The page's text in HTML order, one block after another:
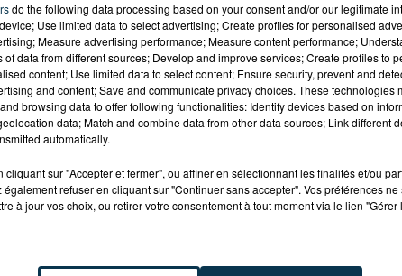
do the following data processing based on your consent and/or our legitimate
Use limited data to select advertising; Create profiles for personalised
Measure advertising performance; Measure content performance;
of data from different sources; Develop and improve services; Create profiles to
content; Use limited data to select content; Ensure security, prevent and
and content; Save and communicate privacy choices. These technologies
browsing data to offer following functionalities: Identify devices based on
data; Match and combine data from other data sources; Link different
automatically.
cliquant sur "Accepter et fermer", ou affiner en sélectionnant les finalités et/ou
également refuser en cliquant sur "Continuer sans accepter". Vos préférences
à jour vos choix, ou retirer votre consentement à tout moment via le lien